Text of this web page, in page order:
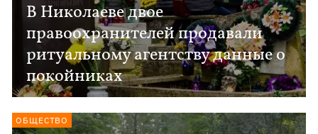
В Николаеве двое
правоохранителей продавали
ритуальному агентству данные о
покойниках
ОБЩЕСТВО